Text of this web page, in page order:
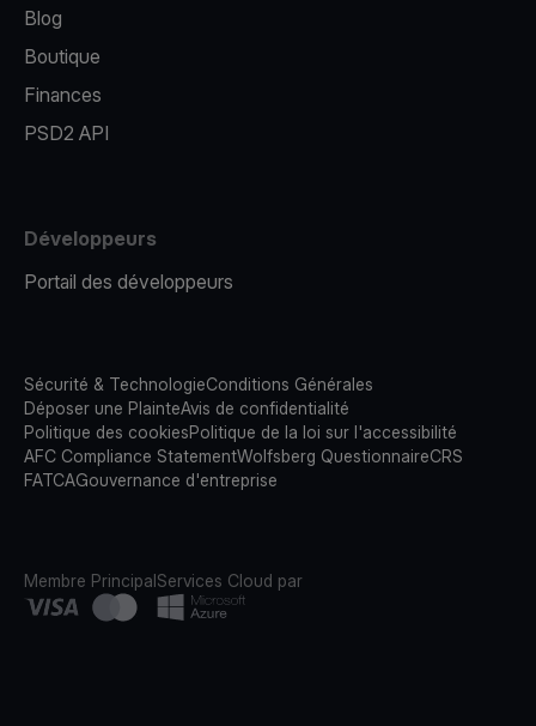
Blog
Boutique
Finances
PSD2 API
Développeurs
Portail des développeurs
Sécurité & TechnologieConditions Générales
Déposer une PlainteAvis de confidentialité
Politique des cookiesPolitique de la loi sur l'accessibilité
AFC Compliance StatementWolfsberg QuestionnaireCRS
FATCAGouvernance d'entreprise
Membre PrincipalServices Cloud par